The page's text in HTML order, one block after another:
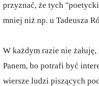
przyznać, że tych
mniej niż np. u Tadeusza
W każdym razie nie
Panem, bo potrafi być
wiersze ludzi piszących